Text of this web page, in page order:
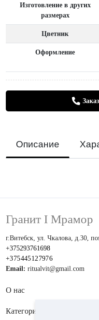
Изготовление в других
размерах
Цветник
Оформление
Описание
Гранит I Мрамор
г.Витебск, ул. Чкалова, д.30,
+375293761698
+375445127976
Email: ritualvit@gmail.com
О нас
Категории